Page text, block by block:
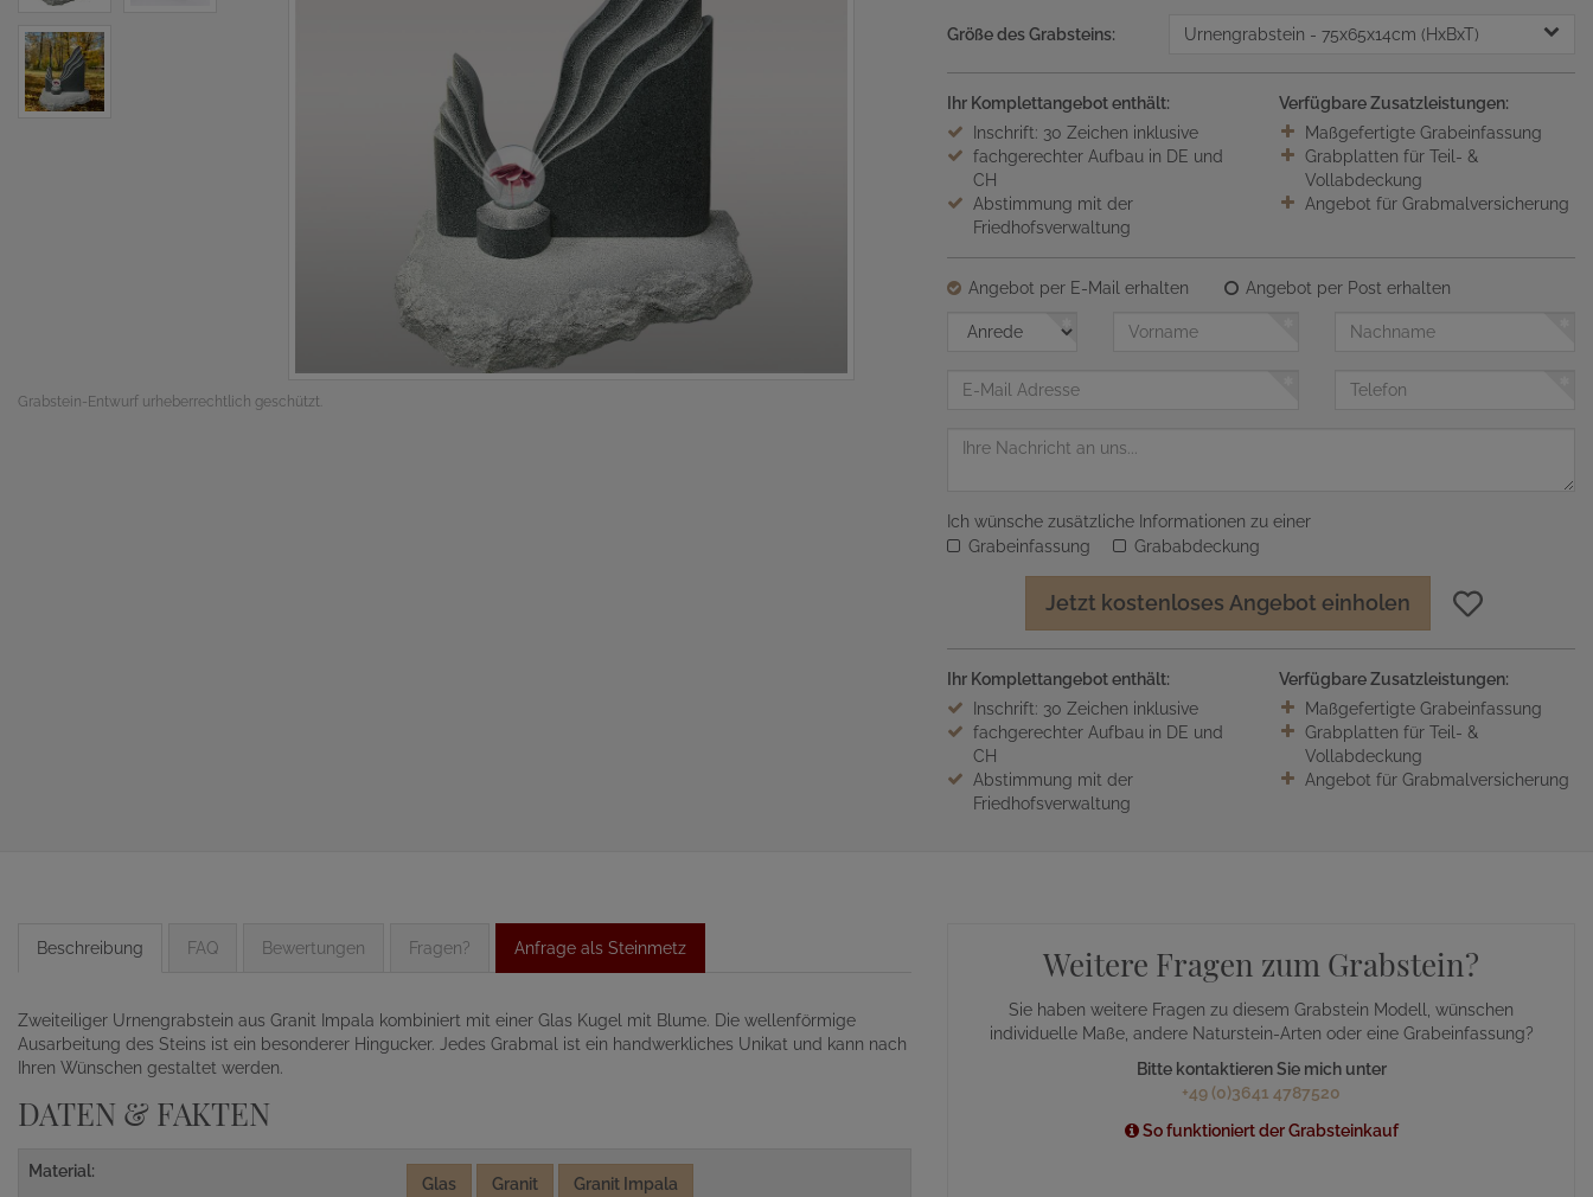
Grabstein-Entwurf urheberrechtlich geschützt.
Größe des Grabsteins: Urnengrabstein - 75x65x14cm (HxBxT)
Ihr Komplettangebot enthält:
Inschrift: 30 Zeichen inklusive
fachgerechter Aufbau in DE und
CH
Abstimmung mit der
Friedhofsverwaltung
Verfügbare Zusatzleistungen:
Maßgefertigte Grabeinfassung
Grabplatten für Teil- &
Vollabdeckung
Angebot für Grabmalversicherung
Angebot per E-Mail erhalten
Angebot per Post erhalten
Anrede
Vorname Nachname
Telefon
Nachricht
Ich wünsche zusätzliche Informationen zu einer
Grabeinfassung
Grababdeckung
Jetzt kostenloses Angebot einholen
Ihr Komplettangebot enthält:
Inschrift: 30 Zeichen inklusive
fachgerechter Aufbau in DE und
CH
Abstimmung mit der
Friedhofsverwaltung
Verfügbare Zusatzleistungen:
Maßgefertigte Grabeinfassung
Grabplatten für Teil- &
Vollabdeckung
Angebot für Grabmalversicherung
Beschreibung FAQ Bewertungen Fragen? Anfrage als Steinmetz
Zweiteiliger Urnengrabstein aus Granit Impala kombiniert mit einer Glas Kugel mit Blume. Die wellenförmige
Ausarbeitung des Steins ist ein besonderer Hingucker. Jedes Grabmal ist ein handwerkliches Unikat und kann nach
Ihren Wünschen gestaltet werden.
DATEN & FAKTEN
Material:
Glas Granit Granit Impala
Weitere Fragen zum Grabstein?
Sie haben weitere Fragen zu diesem Grabstein Modell, wünschen
individuelle Maße, andere Naturstein-Arten oder eine Grabeinfassung?
Bitte kontaktieren Sie mich unter
+49 (0)3641 4787520
So funktioniert der Grabsteinkauf